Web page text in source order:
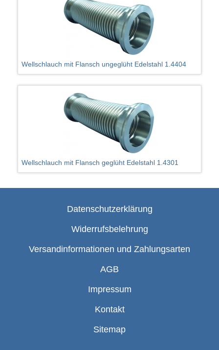
Wellschlauch mit Flansch ungeglüht Edelstahl 1.4404
Wellschlauch mit Flansch geglüht Edelstahl 1.4301
Datenschutzerklärung
Widerrufsbelehrung
Versandinformationen und Zahlungsarten
AGB
Impressum
Kontakt
Sitemap